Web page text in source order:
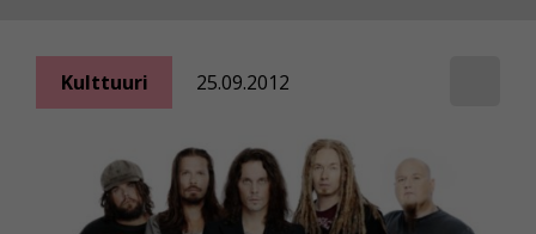
Kulttuuri 25.09.2012